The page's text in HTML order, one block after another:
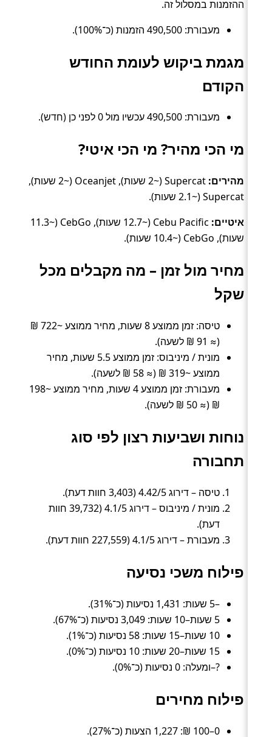
ההזמנות במסלול זה.
מעבורת: 490,500 הזמנות (כ־100%).
מגמת ביקוש לעומת החודש
הקודם
מעבורת: 490,500 עכשיו מול 0 לפני כן (חדש).
מי הכי מהיר? מי הכי איטי?
מהירים:
Supercat (~2 שעות), Oceanjet (~2 שעות),
Supercat (~2.1 שעות).
איטיים:
Cebu Pacific (~12.7 שעות), CebGo (~11.3
שעות), CebGo (~10.4 שעות).
מחיר מול זמן – מה מקבלים מכל
שקל
טיסה: זמן ממוצע 8 שעות, מחיר ממוצע ~722 ₪
(≈ 91 ₪ לשעה).
מונית / מיניבוס: זמן ממוצע 5.5 שעות, מחיר
ממוצע ~319 ₪ (≈ 58 ₪ לשעה).
מעבורת: זמן ממוצע 4 שעות, מחיר ממוצע ~198
₪ (≈ 50 ₪ לשעה).
נוחות ושביעות רצון לפי סוג
תחבורה
טיסה – דירוג 4.42/5 (3,403 חוות דעת).
מונית / מיניבוס – דירוג 4.1/5 (39,732 חוות
דעת).
מעבורת – דירוג 4.1/5 (227,559 חוות דעת).
פילוח משכי נסיעה
–5 שעות: 1,431 נסיעות (כ־31%).
5 שעות–10 שעות: 3,049 נסיעות (כ־67%).
10 שעות–15 שעות: 58 נסיעות (כ־1%).
15 שעות–20 שעות: 10 נסיעות (כ־0%).
?–ומעלה: 0 נסיעות (כ־0%).
פילוח מחירים
0–100 ₪: 1,227 הצעות (כ־27%).